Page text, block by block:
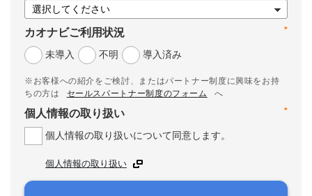
*
カオナビご利用状況
未導入
不明 導入済み
※お客様への紹介をご検討、またはパートナー制度に興味をお持
ちの方は
セールスパートナー制度のフォーム
へ
*
個人情報の取り扱い
個人情報の取り扱いについて同意します。
個人情報の取り扱い